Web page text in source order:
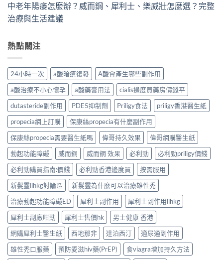
中老年陽痿怎麼辦？威而鋼、犀利士、樂威壯怎麼選？完整
治療與生活建議
熱點關注
24小時一次 a酸暗瘡復發
A酸會產生哪些副作用
a酸治療不小心懷孕
a酸藥膏用法
cialis邊度買藥房價錢平
dutasteride副作用
PDE5抑制劑 Priligy食法
priligy香港醫生紙
propecia網上訂購
保康絲propecia有什麼副作用
保康絲propecia需要醫生紙嗎
偉哥持久效果
偉哥網購醫生紙
勃起功能障礙
威而鋼 威而鋼 效果 必利勁
必利勁priligy價錢
必利勁購買指南:價錢
必利勁香港邊度買
按需服用
新髮靈lihkg討論區
新髮靈為什麼可以治療雄性禿
治療勃起功能障礙ED
犀利士副作用
犀利士副作用lihkg
犀利士副廠咁勁
犀利士售價hk
男士健康 香港
網購犀利士醫生紙
西地那非 達泊西汀
適尿通副作用
雄性禿口服藥
預防愛滋hiv藥(PrEP) 食viagra增加持久方法